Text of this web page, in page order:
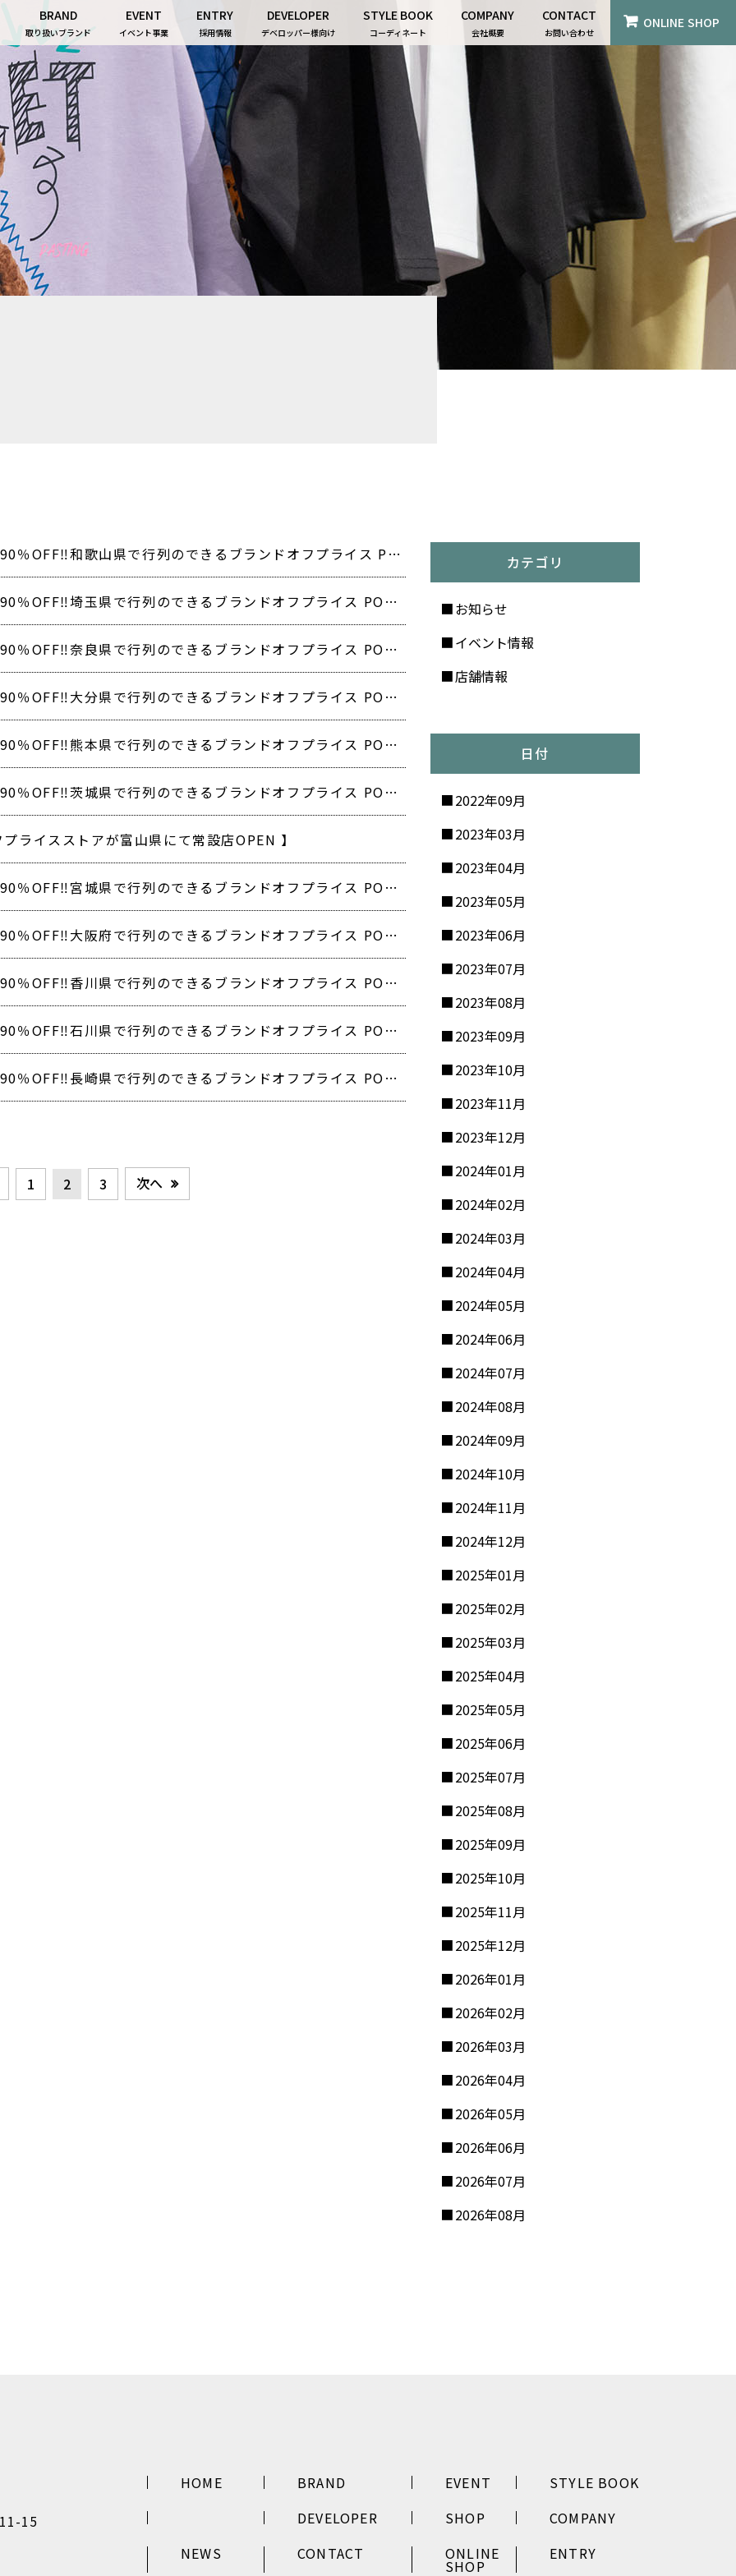
BRAND
取り扱いブランド
EVENT
イベント事業
ENTRY
採用情報
DEVELOPER
デベロッパー様向け
STYLE BOOK
コーディネート
COMPANY
会社概要
CONTACT
お問い合わせ
ONLINE SHOP
【最大90％OFF‼️和歌山県で行列のできるブランドオフプライス POPUP開催❗️】
【最大90％OFF‼️埼玉県で行列のできるブランドオフプライス POPUP開催❗️】
【最大90％OFF‼️奈良県で行列のできるブランドオフプライス POPUP開催❗️】
【最大90％OFF‼️大分県で行列のできるブランドオフプライス POPUP開催❗️】
【最大90％OFF‼️熊本県で行列のできるブランドオフプライス POPUP開催❗️】
【最大90％OFF‼️茨城県で行列のできるブランドオフプライス POPUP開催❗️】
ライスストアが富山県にて常設店OPEN 】
【最大90％OFF‼️宮城県で行列のできるブランドオフプライス POPUP開催❗️】
【最大90％OFF‼️大阪府で行列のできるブランドオフプライス POPUP開催❗️】
【最大90％OFF‼️香川県で行列のできるブランドオフプライス POPUP開催❗️】
【最大90％OFF‼️石川県で行列のできるブランドオフプライス POPUP開催❗️】
【最大90％OFF‼️長崎県で行列のできるブランドオフプライス POPUP開催❗️】
1 2 3 次へ
カテゴリ
お知らせ
イベント情報
店舗情報
日付
2022年09月
2023年03月
2023年04月
2023年05月
2023年06月
2023年07月
2023年08月
2023年09月
2023年10月
2023年11月
2023年12月
2024年01月
2024年02月
2024年03月
2024年04月
2024年05月
2024年06月
2024年07月
2024年08月
2024年09月
2024年10月
2024年11月
2024年12月
2025年01月
2025年02月
2025年03月
2025年04月
2025年05月
2025年06月
2025年07月
2025年08月
2025年09月
2025年10月
2025年11月
2025年12月
2026年01月
2026年02月
2026年03月
2026年04月
2026年05月
2026年06月
2026年07月
2026年08月
15
HOME BRAND EVENT
STYLE BOOK
DEVELOPER
SHOP
COMPANY
NEWS
CONTACT ONLINE
SHOP
ENTRY